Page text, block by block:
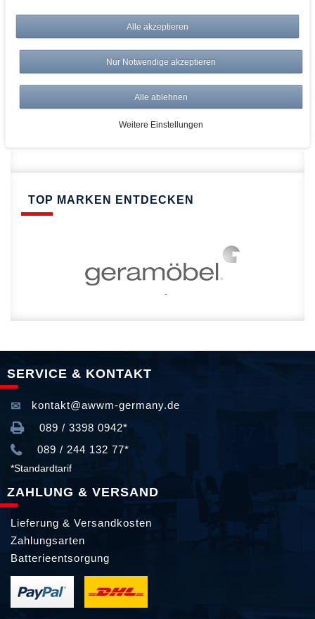
Versandkostenfrei ab 150€
Risikolos: 14 Tage Rückgabe
Über 20.000 Artikel
Schnelle Lieferung
TOP MARKEN ENTDECKEN
SERVICE & KONTAKT
kontakt@awwm-germany.de
089 / 3398 0942*
089 / 244 132 77*
*Standardtarif
ZAHLUNG & VERSAND
Lieferung & Versandkosten
Zahlungsarten
Batterieentsorgung
Alle akzeptieren
Nur Notwendige akzeptieren
Alle ablehnen
Weitere Einstellungen